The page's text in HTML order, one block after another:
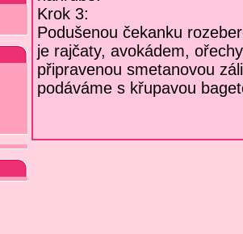
Krok 3:
Podušenou čekanku
je rajčaty, avokádem,
připravenou smetanovou
podáváme s křupavou